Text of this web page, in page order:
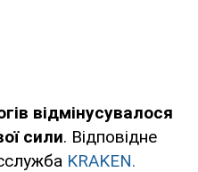
відмінусувалося
сили. Відповідне
KRAKEN.